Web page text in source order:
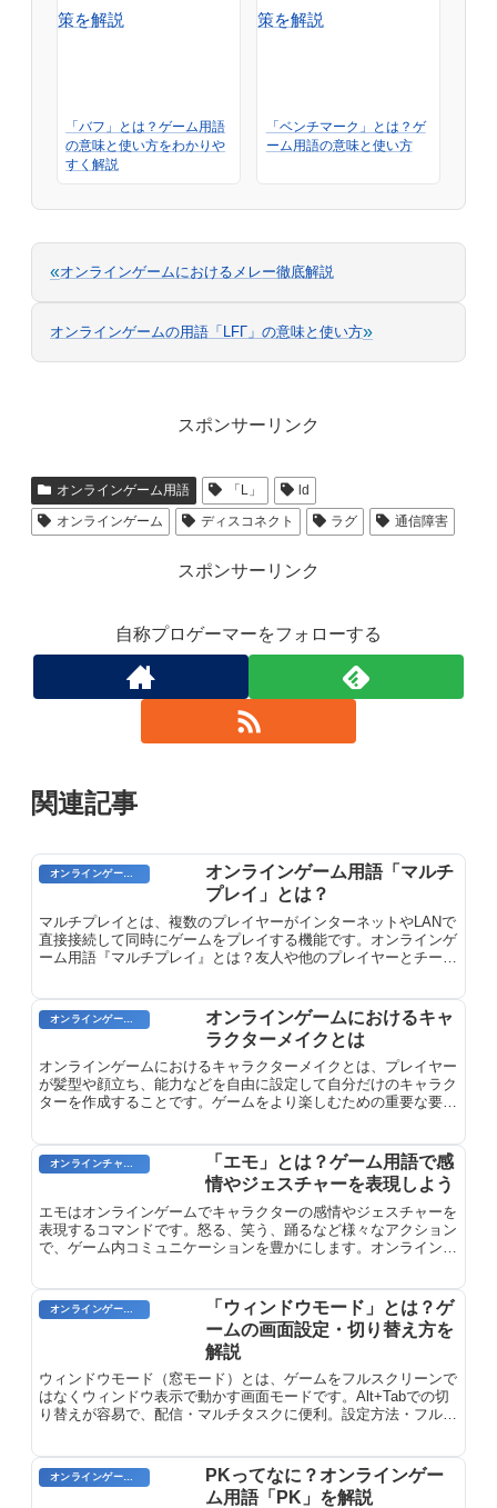
「バフ」とは？ゲーム用語
の意味と使い方をわかりや
すく解説
「ベンチマーク」とは？ゲ
ーム用語の意味と使い方
«オンラインゲームにおけるメレー徹底解説
オンラインゲームの用語「LFΓ」の意味と使い方»
スポンサーリンク
オンラインゲーム用語 「L」
ld
オンラインゲーム
ディスコネクト ラグ 通信障害
スポンサーリンク
自称プロゲーマーをフォローする
関連記事
オンラインゲーム用語
オンラインゲーム用語「マルチ
プレイ」とは？
マルチプレイとは、複数のプレイヤーがインターネットやLANで
直接接続して同時にゲームをプレイする機能です。オンラインゲ
ーム用語『マルチプレイ』とは？友人や他のプレイヤーとチーム
オンラインゲームにおけるキャ
ラクターメイクとは
オンラインゲームにおけるキャラクターメイクとは、プレイヤー
が髪型や顔立ち、能力などを自由に設定して自分だけのキャラク
ターを作成することです。ゲームをより楽しむための重要な要素
オンラインチャット用語
「エモ」とは？ゲーム用語で感
情やジェスチャーを表現しよう
エモはオンラインゲームでキャラクターの感情やジェスチャーを
表現するコマンドです。怒る、笑う、踊るなど様々なアクション
で、ゲーム内コミュニケーションを豊かにします。オンラインゲ
オンラインゲーム用語
「ウィンドウモード」とは？ゲ
ームの画面設定・切り替え方を
解説
ウィンドウモード（窓モード）とは、ゲームをフルスクリーンで
はなくウィンドウ表示で動かす画面モードです。Alt+Tabでの切
り替えが容易で、配信・マルチタスクに便利。設定方法・フルス
PKってなに？オンラインゲー
ム用語「PK」を解説